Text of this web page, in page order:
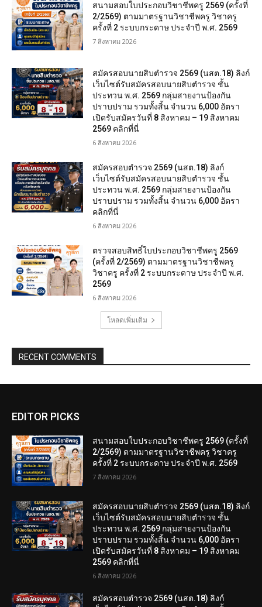
สนามสอบใบประกอบวิชาชีพครู 2569 (ครั้งที่
2/2569) ตามมาตรฐานวิชาชีพครู วิชาครู
ครั้งที่ 2 ระบบกระดาษ ประจำปี พ.ศ. 2569
7 สิงหาคม 2026
สมัครสอบนายสิบตำรวจ 2569 (นสต.18) ลิงก์
เว็บไซต์รับสมัครสอบนายสิบตำรวจ ชั้น
ประทวน พ.ศ. 2569 กลุ่มสายงานป้องกัน
ปราบปราม รวมทั้งสิ้น จำนวน 6,000 อัตรา
เปิดรับสมัครวันที่ 8 สิงหาคม – 19 สิงหาคม
2569 คลิกที่นี่
6 สิงหาคม 2026
สมัครสอบตํารวจ 2569 (นสต.18) ลิงก์
เว็บไซต์รับสมัครสอบนายสิบตำรวจ ชั้น
ประทวน พ.ศ. 2569 กลุ่มสายงานป้องกัน
ปราบปราม รวมทั้งสิ้น จำนวน 6,000 อัตรา
คลิกที่นี่
6 สิงหาคม 2026
ตรวจสอบสิทธิ์ใบประกอบวิชาชีพครู 2569
(ครั้งที่ 2/2569) ตามมาตรฐานวิชาชีพครู
วิชาครู ครั้งที่ 2 ระบบกระดาษ ประจำปี พ.ศ.
2569
6 สิงหาคม 2026
โหลดเพิ่มเติม
RECENT COMMENTS
EDITOR PICKS
สนามสอบใบประกอบวิชาชีพครู 2569 (ครั้งที่
2/2569) ตามมาตรฐานวิชาชีพครู วิชาครู
ครั้งที่ 2 ระบบกระดาษ ประจำปี พ.ศ. 2569
7 สิงหาคม 2026
สมัครสอบนายสิบตำรวจ 2569 (นสต.18) ลิงก์
เว็บไซต์รับสมัครสอบนายสิบตำรวจ ชั้น
ประทวน พ.ศ. 2569 กลุ่มสายงานป้องกัน
ปราบปราม รวมทั้งสิ้น จำนวน 6,000 อัตรา
เปิดรับสมัครวันที่ 8 สิงหาคม – 19 สิงหาคม
2569 คลิกที่นี่
6 สิงหาคม 2026
สมัครสอบตํารวจ 2569 (นสต.18) ลิงก์